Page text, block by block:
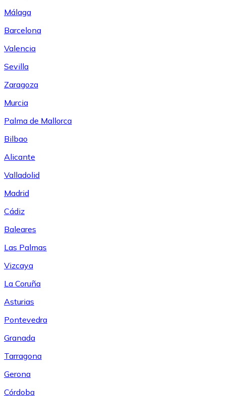
Málaga
Barcelona
Valencia
Sevilla
Zaragoza
Murcia
Palma de Mallorca
Bilbao
Alicante
Valladolid
Madrid
Cádiz
Baleares
Las Palmas
Vizcaya
La Coruña
Asturias
Pontevedra
Granada
Tarragona
Gerona
Córdoba